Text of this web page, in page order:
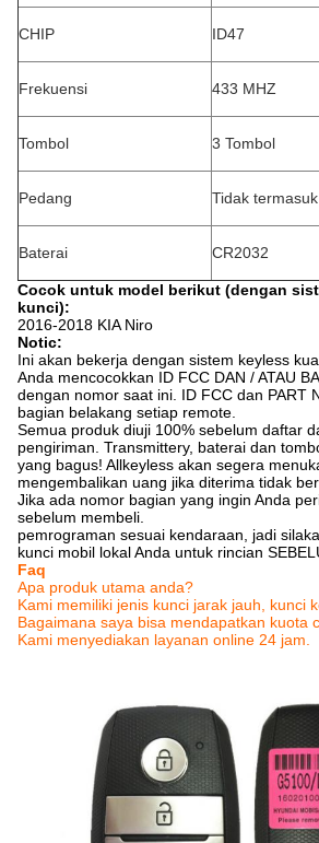
CHIP ID47
Frekuensi 433 MHZ
Tombol 3 Tombol
Pedang Tidak termasuk
Baterai CR2032
Cocok untuk model berikut (dengan
kunci):
2016-2018 KIA Niro
Notic:
Ini akan bekerja dengan sistem keyless
Anda mencocokkan ID FCC DAN / ATAU
dengan nomor saat ini. ID FCC dan PART
bagian belakang setiap remote.
Semua produk diuji 100% sebelum daftar
pengiriman. Transmittery, baterai dan
yang bagus! Allkeyless akan segera
mengembalikan uang jika diterima tidak
Jika ada nomor bagian yang ingin Anda
sebelum membeli.
pemrograman sesuai kendaraan, jadi
kunci mobil lokal Anda untuk rincian
Faq
Apa produk utama anda?
Kami memiliki jenis kunci jarak jauh, kunci
Bagaimana saya bisa mendapatkan kuota
Kami menyediakan layanan online 24 jam.